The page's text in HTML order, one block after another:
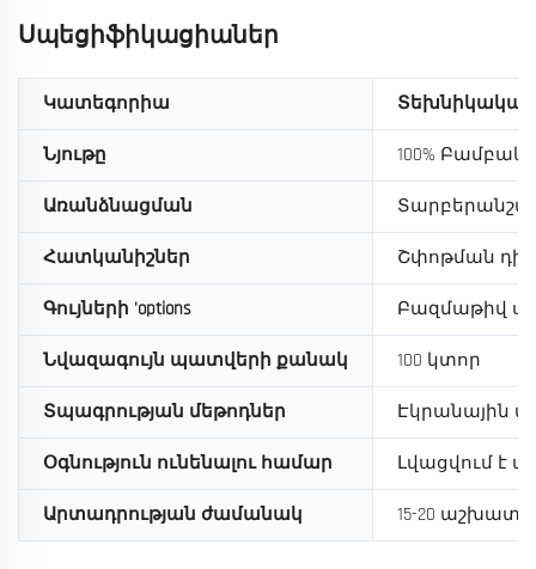
Սպեցիֆիկացիաներ
Կատեգորիա Տեխնիկական
Նյութը 100%
Առանձնացման
Հատկանիշներ Շփոթման
Գույների 'options Բազմաթիվ
Նվազագույն պատվերի քանակ 100 կտոր
Տպագրության մեթոդներ Էկրանային
Օգնություն ունենալու համար Լվացվում է
Արտադրության ժամանակ 15-20